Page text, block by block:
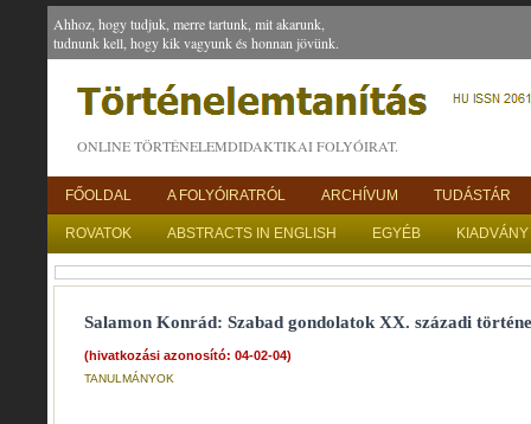
Ahhoz, hogy tudjuk, merre tartunk, mit akarunk,
tudnunk kell, hogy kik vagyunk és honnan jövünk.
ONLINE TÖRTÉNELEMDIDAKTIKAI FOLYÓIRAT.
FŐOLDAL A FOLYÓIRATRÓL ARCHÍVUM TUDÁSTÁR
ROVATOK ABSTRACTS IN ENGLISH EGYÉB
Salamon Konrád: Szabad gondolatok XX. századi
(hivatkozási azonosító: 04-02-04)
TANULMÁNYOK